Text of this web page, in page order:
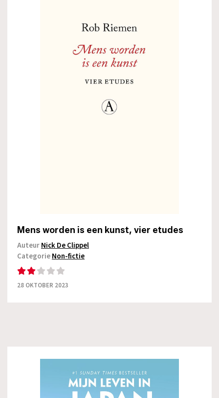
Mens worden is een kunst, vier etudes
AuteurNick De Clippel
CategorieNon-fictie
28 OKTOBER 2023